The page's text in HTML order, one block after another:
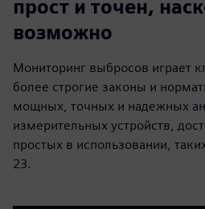
прост и точен,
возможно
Мониторинг выбросов играет
более строгие законы и
мощных, точных и надежных
измерительных устройств,
простых в использовании,
23.